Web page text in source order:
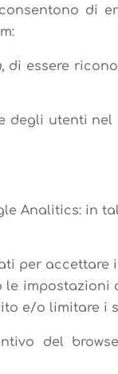
di
, di essere
utenti nel
Analitics: in
per
impostazioni
e/o limitare i
del